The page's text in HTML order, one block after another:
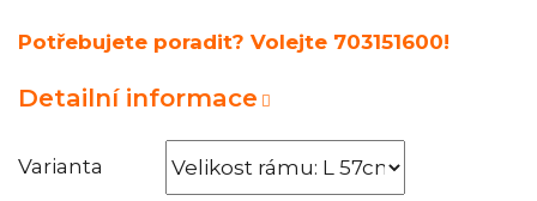
Varianta
Potřebujete poradit? Volejte 703151600!
Detailní informace